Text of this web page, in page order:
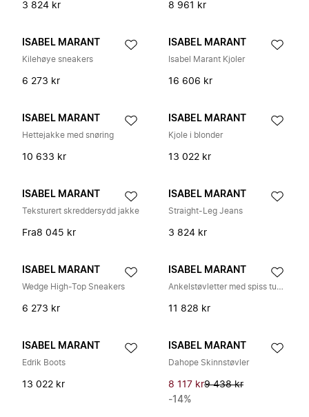
3 824 kr 8 961 kr
ISABEL MARANT
Kilehøye sneakers
6 273 kr
ISABEL MARANT
Isabel Marant Kjoler
16 606 kr
ISABEL MARANT
Hettejakke med snøring
10 633 kr
ISABEL MARANT
Kjole i blonder
13 022 kr
ISABEL MARANT
Teksturert skreddersydd jakke
Fra8 045 kr
ISABEL MARANT
Straight-Leg Jeans
3 824 kr
ISABEL MARANT
Wedge High-Top Sneakers
6 273 kr
ISABEL MARANT
Ankelstøvletter med spiss tupp og paneler
11 828 kr
ISABEL MARANT
Edrik Boots
13 022 kr
ISABEL MARANT
Dahope Skinnstøvler
8 117 kr9 438 kr
-14%